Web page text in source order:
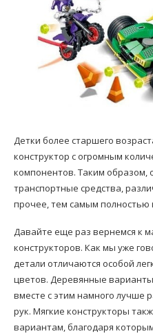
Детки более старшего
конструктор с огромным
компонентов. Таким образом,
транспортные средства,
прочее, тем самым полностью
Давайте еще раз вернемся к
конструкторов. Как мы уже
детали отличаются особой
цветов. Деревянные
вместе с этим намного лучше
рук. Мягкие конструкторы
вариантам, благодаря